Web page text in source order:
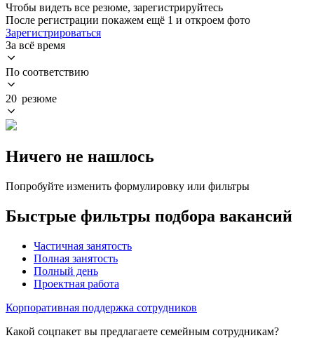
Чтобы видеть все резюме, зарегистрируйтесь
После регистрации покажем ещё 1 и откроем фото
Зарегистрироваться
За всё время
По соответствию
20 резюме
Ничего не нашлось
Попробуйте изменить формулировку или фильтры
Быстрые фильтры подбора вакансий
Частичная занятость
Полная занятость
Полный день
Проектная работа
Корпоративная поддержка сотрудников
Какой соцпакет вы предлагаете семейным сотрудникам?